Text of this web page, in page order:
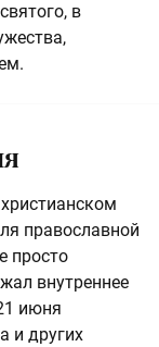
в
православной
просто
внутреннее
июня
и других